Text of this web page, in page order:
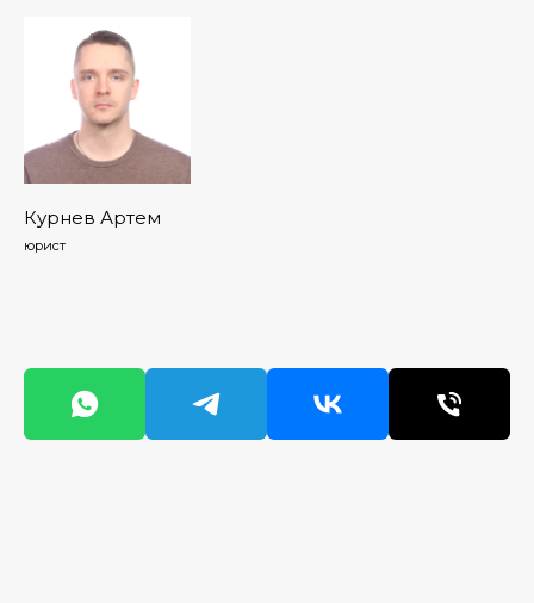
Курнев Артем
юрист